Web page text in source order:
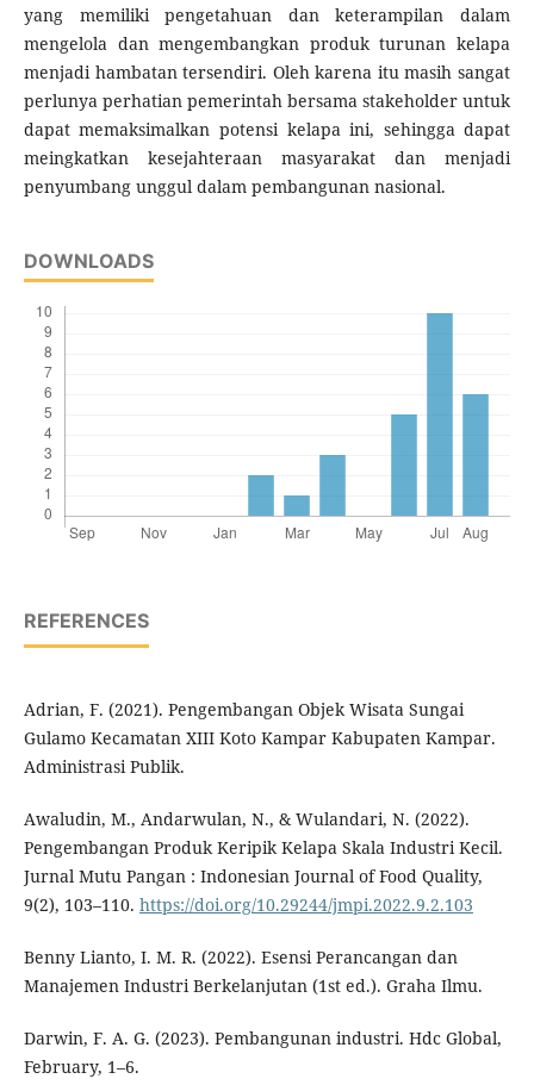
yang memiliki pengetahuan dan keterampilan dalam
mengelola dan mengembangkan produk turunan kelapa
menjadi hambatan tersendiri. Oleh karena itu masih sangat
perlunya perhatian pemerintah bersama stakeholder untuk
dapat memaksimalkan potensi kelapa ini, sehingga dapat
meingkatkan kesejahteraan masyarakat dan menjadi
penyumbang unggul dalam pembangunan nasional.
DOWNLOADS
REFERENCES
Adrian, F. (2021). Pengembangan Objek Wisata Sungai
Gulamo Kecamatan XIII Koto Kampar Kabupaten Kampar.
Administrasi Publik.
Awaludin, M., Andarwulan, N., & Wulandari, N. (2022).
Pengembangan Produk Keripik Kelapa Skala Industri Kecil.
Jurnal Mutu Pangan : Indonesian Journal of Food Quality,
9(2), 103–110. https://doi.org/10.29244/jmpi.2022.9.2.103
Benny Lianto, I. M. R. (2022). Esensi Perancangan dan
Manajemen Industri Berkelanjutan (1st ed.). Graha Ilmu.
Darwin, F. A. G. (2023). Pembangunan industri. Hdc Global,
February, 1–6.